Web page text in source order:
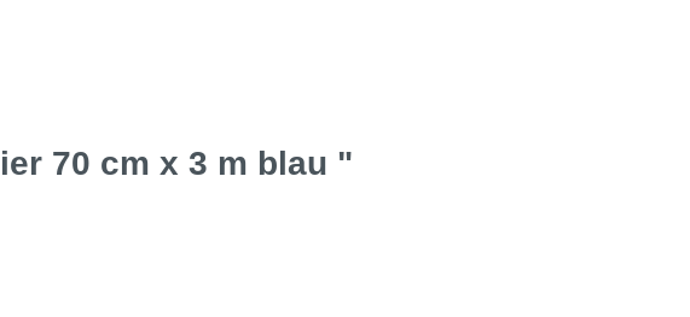
70 cm x 3 m blau "